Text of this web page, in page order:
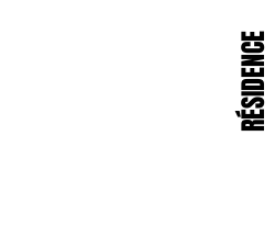
RÉSIDENCE